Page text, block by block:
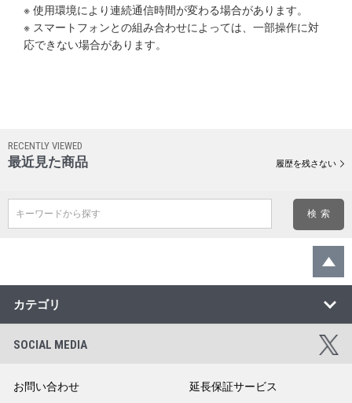
※ 使用環境により連続通信時間が変わる場合があります。
※ スマートフォンとの組み合わせによっては、一部操作に対
応できない場合があります。
RECENTLY VIEWED
最近見た商品 履歴を残さない
キーワードから探す
カテゴリ
SOCIAL MEDIA
お問い合わせ 延長保証サービス